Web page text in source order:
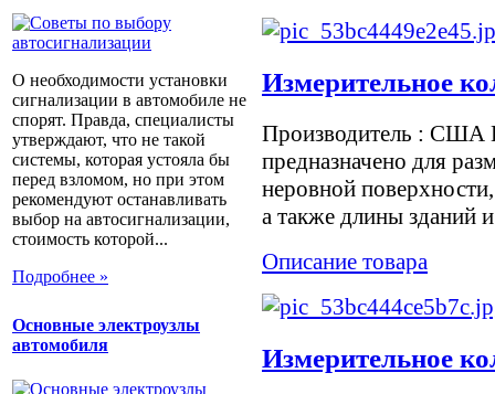
О необходимости установки
сигнализации в автомобиле не
спорят. Правда, специалисты
утверждают, что не такой
системы, которая устояла бы
перед взломом, но при этом
рекомендуют останавливать
выбор на автосигнализации,
стоимость которой...
Подробнее »
Основные электроузлы
автомобиля
Измерительное
Производитель : США
предназначено для
неровной
а также длины зданий
Описание товара
Измерительное